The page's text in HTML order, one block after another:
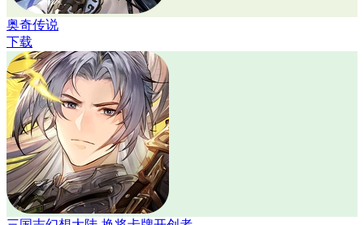
奥奇传说
下载